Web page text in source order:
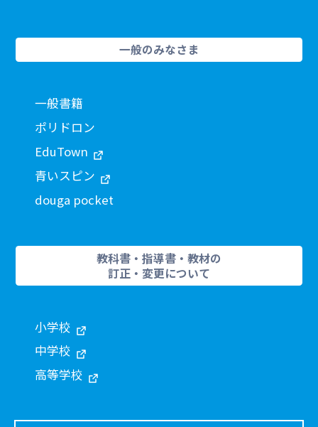
一般のみなさま
一般書籍
ポリドロン
EduTown
青いスピン
douga pocket
教科書・指導書・教材の
訂正・変更について
小学校
中学校
高等学校